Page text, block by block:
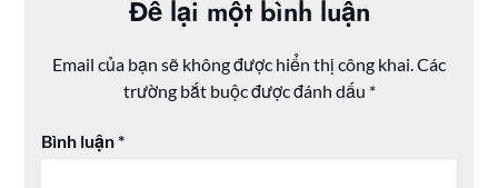
Để lại một bình luận
Email của bạn sẽ không được hiển thị công khai.Các
trường bắt buộc được đánh dấu *
Bình luận*